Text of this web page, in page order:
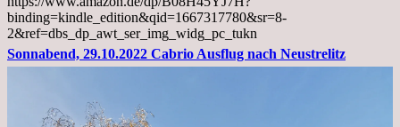
Lebermetastasen
binding=kindle_edition&qid=1667317780&sr=8-
2&ref=dbs_dp_awt_ser_img_widg_pc_tukn
Sonnabend, 29.10.2022 Cabrio Ausflug nach Neustrelitz